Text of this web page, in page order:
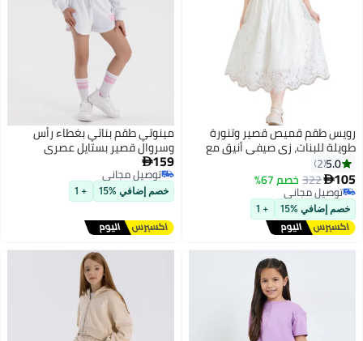
رويس طقم قميص قصير وتنورة
طويلة للبنات، زي صيفي أنيق مع
بلوزة بدون أكمام وتنورة طويلة من
الدانتيل، طقم ملابس مريحة من
قطعتين للبنات الصغيرات
5.0
2
105
322 خصم 67%
توصيل مجاني
توصيل مجاني
خصم إضافي %15 + 1
مينوتي طقم بناتي بغطاء رأس
وسروال قصير بستايل عصري
وطباعة
159
توصيل مجاني
توصيل مجاني
خصم إضافي %15 + 1